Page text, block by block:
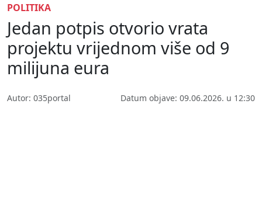
POLITIKA
Jedan potpis otvorio vrata
projektu vrijednom više od 9
milijuna eura
Autor: 035portal Datum objave: 09.06.2026. u 12:30